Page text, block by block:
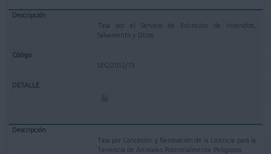
Tasa por el Servicio de Extinción de Incendios,
Salvamento y Otros.
SEC/2012/73
Tasa por Concesión y Renovación de la Licencia para la
Tenencia de Animales Potencialmente Peligrosos